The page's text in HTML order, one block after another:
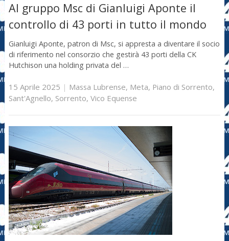
Al gruppo Msc di Gianluigi Aponte il
controllo di 43 porti in tutto il mondo
Gianluigi Aponte, patron di Msc, si appresta a diventare il socio
di riferimento nel consorzio che gestirà 43 porti della CK
Hutchison una holding privata del …
15 Aprile 2025 | Massa Lubrense, Meta, Piano di Sorrento,
Sant'Agnello, Sorrento, Vico Equense